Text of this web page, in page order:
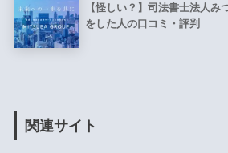
【怪しい？】司法書士法人み
をした人の口コミ・評判
関連サイト